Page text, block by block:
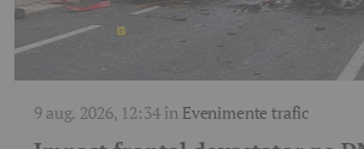
9 aug. 2026, 12:34în Evenimente trafic